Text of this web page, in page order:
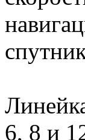
6, 8 и